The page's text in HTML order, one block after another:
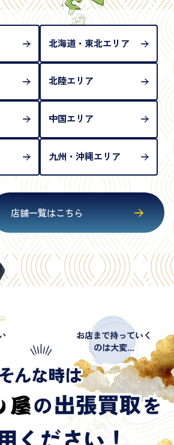
住所確認ができないため）。補助書類
ます
北海道・東北エリア
北陸エリア
中国エリア
九州・沖縄エリア
店舗一覧はこちら